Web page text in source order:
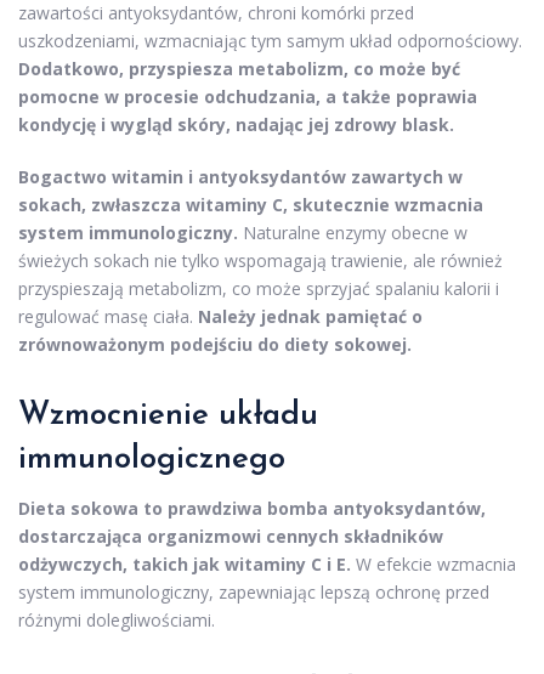
zawartości antyoksydantów, chroni komórki przed
uszkodzeniami, wzmacniając tym samym układ odpornościowy.
Dodatkowo, przyspiesza metabolizm, co może być
pomocne w procesie odchudzania, a także poprawia
kondycję i wygląd skóry, nadając jej zdrowy blask.
Bogactwo witamin i antyoksydantów zawartych w
sokach, zwłaszcza witaminy C, skutecznie wzmacnia
system immunologiczny. Naturalne enzymy obecne w
świeżych sokach nie tylko wspomagają trawienie, ale również
przyspieszają metabolizm, co może sprzyjać spalaniu kalorii i
regulować masę ciała. Należy jednak pamiętać o
zrównoważonym podejściu do diety sokowej.
Wzmocnienie układu
immunologicznego
Dieta sokowa to prawdziwa bomba antyoksydantów,
dostarczająca organizmowi cennych składników
odżywczych, takich jak witaminy C i E. W efekcie wzmacnia
system immunologiczny, zapewniając lepszą ochronę przed
różnymi dolegliwościami.